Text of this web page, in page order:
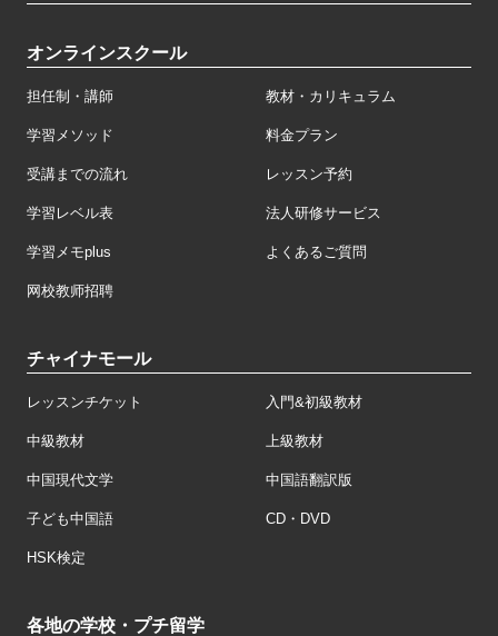
オンラインスクール
担任制・講師 教材・カリキュラム
学習メソッド 料金プラン
受講までの流れ レッスン予約
学習レベル表 法人研修サービス
学習メモplus よくあるご質問
网校教师招聘
チャイナモール
レッスンチケット 入門&初級教材
中級教材 上級教材
中国現代文学 中国語翻訳版
子ども中国語 CD・DVD
HSK検定
各地の学校・プチ留学